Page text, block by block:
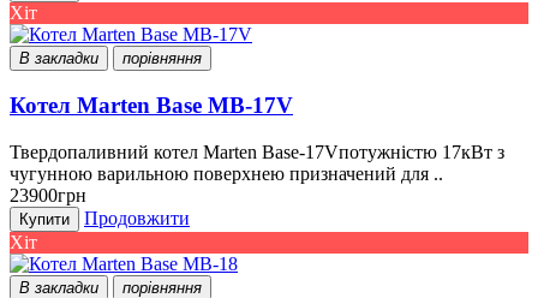
Хіт
В закладки порівняння
Котел Marten Base MB-17V
Твердопаливний котел Marten Base-17Vпотужністю 17кВт з
чугунною варильною поверхнею призначений для ..
23900грн
Купити
Продовжити
Хіт
В закладки порівняння